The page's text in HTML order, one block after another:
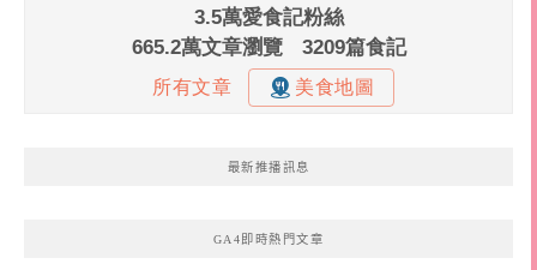
最新推播訊息
GA4即時熱門文章